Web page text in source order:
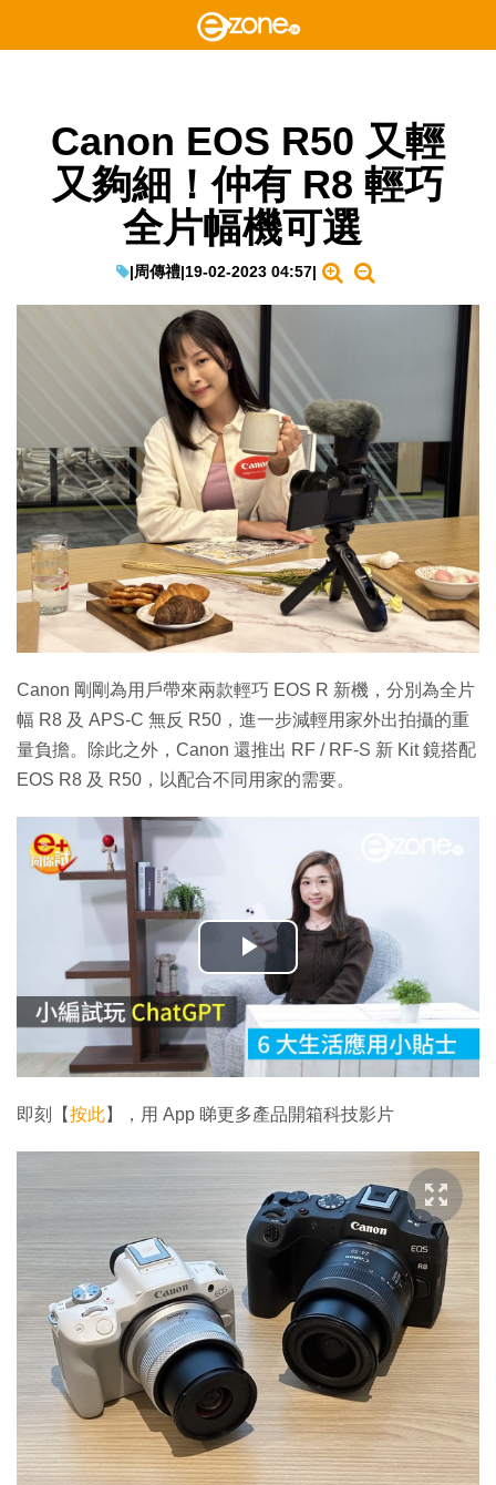
Canon EOS R50 又輕
又夠細！仲有 R8 輕巧
全片幅機可選
|周傳禮|19-02-2023 04:57|
Canon 剛剛為用戶帶來兩款輕巧 EOS R 新機，分別為全片
幅 R8 及 APS-C 無反 R50，進一步減輕用家外出拍攝的重
量負擔。除此之外，Canon 還推出 RF / RF-S 新 Kit 鏡搭配
EOS R8 及 R50，以配合不同用家的需要。
播
放
影
片
即刻【按此】，用 App 睇更多產品開箱科技影片